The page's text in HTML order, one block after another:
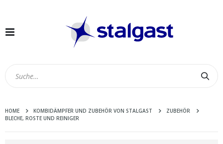
Navigation
HOME KOMBIDÄMPFER UND ZUBEHÖR VON STALGAST
ZUBEHÖR
BLECHE, ROSTE UND REINIGER